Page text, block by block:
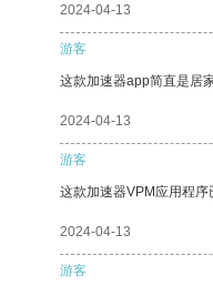
2024-04-13
游客
这款加速器app简直是居
2024-04-13
游客
这款加速器VPM应用程序
2024-04-13
游客